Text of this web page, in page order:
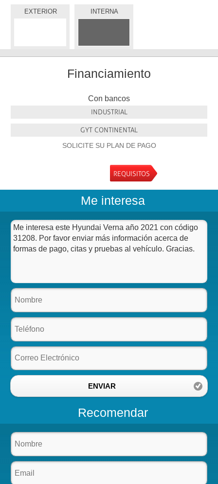
EXTERIOR INTERNA
Financiamiento
Con bancos
INDUSTRIAL
GYT CONTINENTAL
SOLICITE SU PLAN DE PAGO
REQUISITOS
Me interesa
ENVIAR
Recomendar